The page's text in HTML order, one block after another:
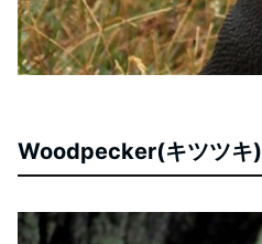
Woodpecker(キツツキ)